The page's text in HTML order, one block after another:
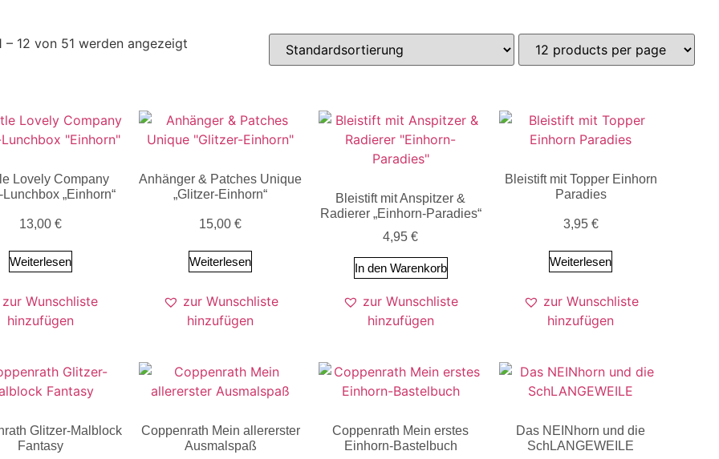
– 12 von 51 werden angezeigt
Lovely Company
„Einhorn“
13,00 €
Weiterlesen
zur Wunschliste
hinzufügen
Anhänger & Patches Unique
„Glitzer-Einhorn“
15,00€
Weiterlesen
zur Wunschliste
hinzufügen
Bleistift mit Anspitzer &
Radierer „Einhorn-Paradies“
4,95€
In den Warenkorb
zur Wunschliste
hinzufügen
Bleistift mit Topper Einhorn
Paradies
3,95 €
Weiterlesen
zur Wunschliste
hinzufügen
Glitzer-Malblock
Fantasy
Coppenrath Mein allererster
Ausmalspaß
Coppenrath Mein erstes
Einhorn-Bastelbuch
Das NEINhorn und die
SchLANGEWEILE